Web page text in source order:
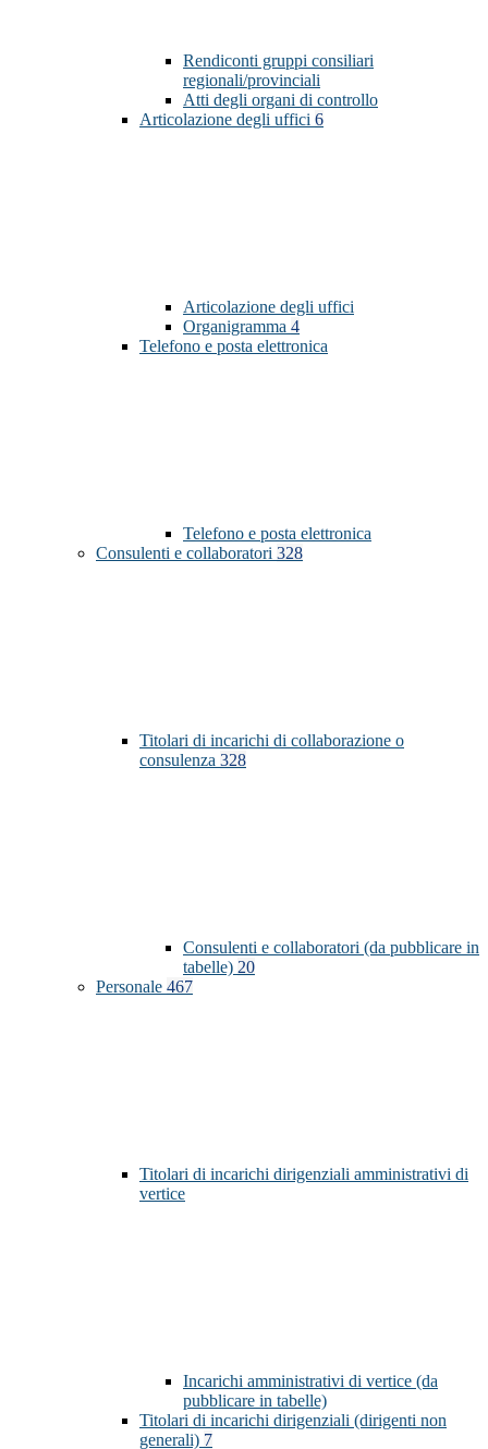
Rendiconti gruppi consiliari
regionali/provinciali
Atti degli organi di controllo
Articolazione degli uffici 6
Articolazione degli uffici
Organigramma 4
Telefono e posta elettronica
Telefono e posta elettronica
Consulenti e collaboratori 328
Titolari di incarichi di collaborazione o
consulenza 328
Consulenti e collaboratori (da pubblicare in
tabelle) 20
Personale 467
Titolari di incarichi dirigenziali amministrativi di
vertice
Incarichi amministrativi di vertice (da
pubblicare in tabelle)
Titolari di incarichi dirigenziali (dirigenti non
generali) 7